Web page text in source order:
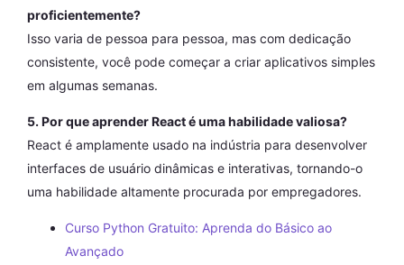
proficientemente?
Isso varia de pessoa para pessoa, mas com dedicação
consistente, você pode começar a criar aplicativos simples
em algumas semanas.
5. Por que aprender React é uma habilidade valiosa?
React é amplamente usado na indústria para desenvolver
interfaces de usuário dinâmicas e interativas, tornando-o
uma habilidade altamente procurada por empregadores.
Curso Python Gratuito: Aprenda do Básico ao
Avançado